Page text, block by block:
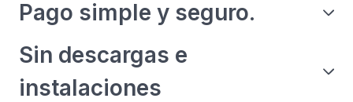
Pago simple y seguro.
Sin descargas e
instalaciones